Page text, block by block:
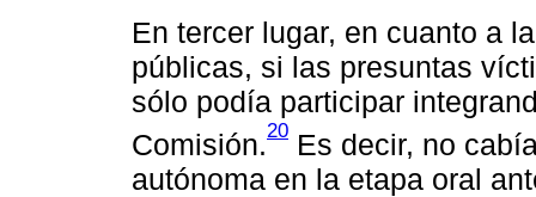
En tercer lugar, en cuanto a
públicas, si las presuntas
sólo podía participar
Comisión.20 Es decir, no
autónoma en la etapa oral